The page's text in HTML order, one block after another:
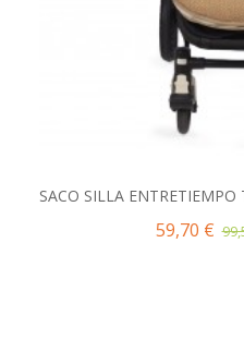
SACO SILLA
59,70 €